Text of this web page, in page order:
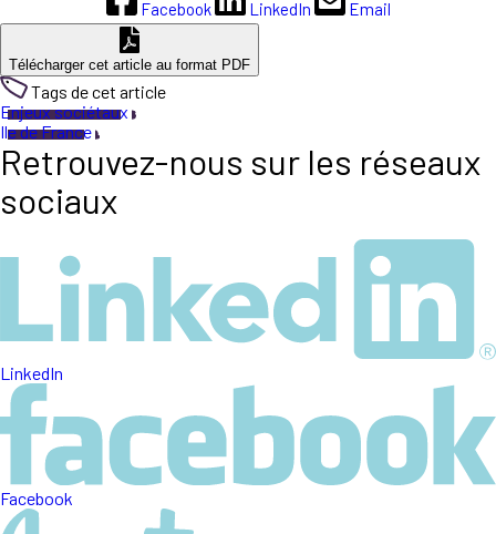
Facebook LinkedIn Email
Télécharger cet article au format PDF
Tags de cet article
Enjeux sociétaux
Ile de France
Retrouvez-nous sur les réseaux
sociaux
LinkedIn
Facebook